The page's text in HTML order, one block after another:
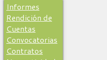
Informes
Rendición de
Cuentas
Convocatorias
Contratos